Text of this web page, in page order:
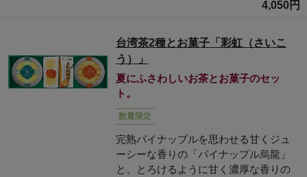
4,050円
台湾茶2種とお菓子「彩虹（さいこ
う）」
夏にふさわしいお茶とお菓子のセッ
ト。
数量限定
完熟パイナップルを思わせる甘くジュ
ーシーな香りの「パイナップル烏龍」
と、とろけるように甘く濃厚な香りの